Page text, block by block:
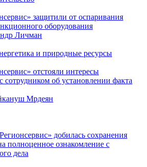
защитили от оспаривания
оборудования
Личман
и природные ресурсы
отстояли интересы
сотрудником об установлении факта
Мрдеян
добилась сохранения
полноценное ознакомление с
дела